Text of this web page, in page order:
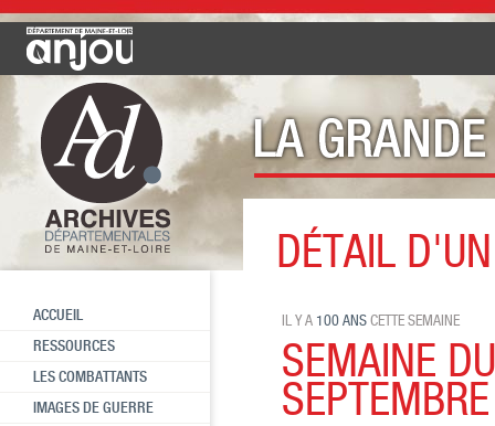
Cette semaine il y a 100 ans
ACCUEIL
RESSOURCES
LES COMBATTANTS
IMAGES DE GUERRE
DÉTAIL
IL Y A 100 ANSCETTE SEMAINE
SEMAINE